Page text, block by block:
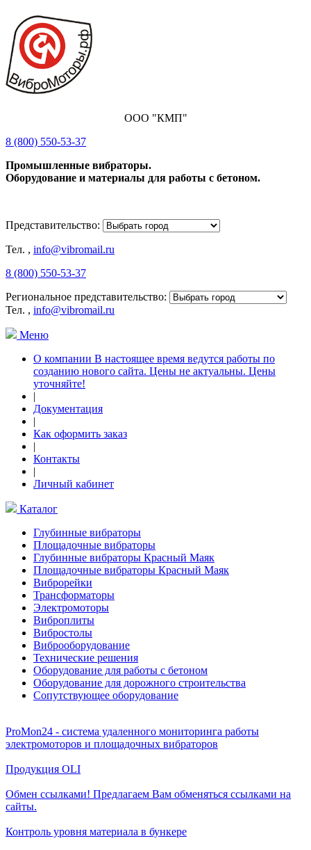
ООО "КМП"
8 (800) 550-53-37
Промышленные вибраторы.
Оборудование и материалы для работы с бетоном.
Представительство:
Тел. , info@vibromail.ru
8 (800) 550-53-37
Региональное представительство:
Тел. , info@vibromail.ru
Меню
О компании В настоящее время ведутся работы по
созданию нового сайта. Цены не актуальны. Цены
уточняйте!
|
Документация
|
Как оформить заказ
|
Контакты
|
Личный кабинет
Каталог
Глубинные вибраторы
Площадочные вибраторы
Глубинные вибраторы Красный Маяк
Площадочные вибраторы Красный Маяк
Виброрейки
Трансформаторы
Электромоторы
Виброплиты
Вибростолы
Виброоборудование
Технические решения
Оборудование для работы с бетоном
Оборудование для дорожного строительства
Сопутствующее оборудование
ProMon24 - система удаленного мониторинга работы
электромоторов и площадочных вибраторов
Продукция OLI
Обмен ссылками! Предлагаем Вам обменяться ссылками на
сайты.
Контроль уровня материала в бункере